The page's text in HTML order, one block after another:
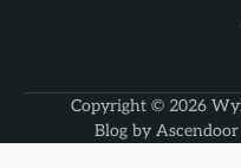
Copyright © 2026
Blog by Ascendoor